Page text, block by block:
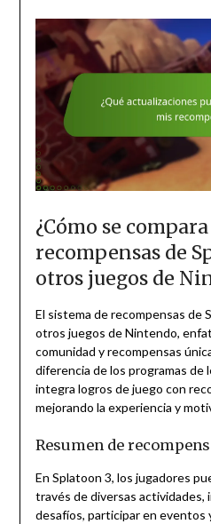
¿Cómo se
recompensas de
otros juegos de
El sistema de recompensas de
otros juegos de Nintendo,
comunidad y recompensas
diferencia de los programas de
integra logros de juego con
mejorando la experiencia y
Resumen de
En Splatoon 3, los jugadores
través de diversas actividades,
desafíos, participar en eventos